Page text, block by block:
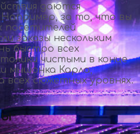
даются
Например, за то, что вы
посетителей
заказы нескольким
быстро всех
чистыми в конце
мышонка Карла,
всех сюжетных уровнях.